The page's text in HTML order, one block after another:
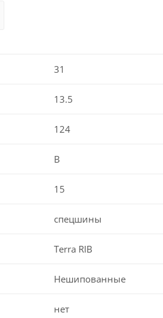
31
13.5
124
B
15
спецшины
Terra RIB
Нешипованные
нет